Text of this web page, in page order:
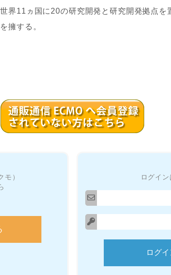
界11ヵ国に20の研究開発と研究開発拠点を
擁する。
モ）
ログイ